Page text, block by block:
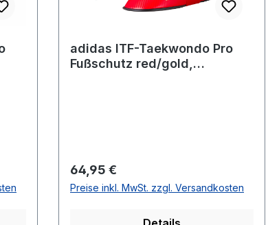
adidas ITF-Taekwondo Pro
Fußschutz red/gold,
Regulärer Preis:
64,95 €
Preise inkl. MwSt. zzgl. Versandkosten